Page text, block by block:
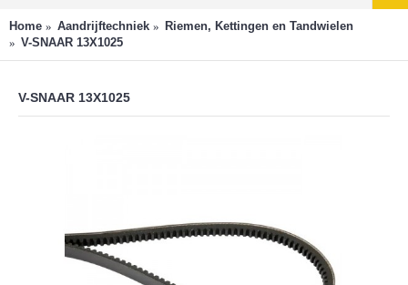
Home Aandrijftechniek
Riemen, Kettingen en Tandwielen
V-SNAAR 13X1025
V-SNAAR 13X1025